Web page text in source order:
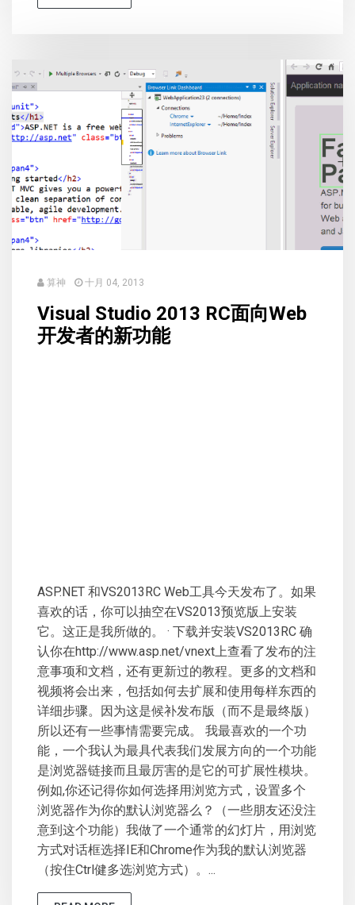
算神 十月 04, 2013
Visual Studio 2013 RC面向Web
开发者的新功能
ASP.NET 和VS2013RC Web工具今天发布了。如果
喜欢的话，你可以抽空在VS2013预览版上安装
它。这正是我所做的。 · 下载并安装VS2013RC 确
认你在http://www.asp.net/vnext上查看了发布的注
意事项和文档，还有更新过的教程。更多的文档和
视频将会出来，包括如何去扩展和使用每样东西的
详细步骤。因为这是候补发布版（而不是最终版）
所以还有一些事情需要完成。 我最喜欢的一个功
能，一个我认为最具代表我们发展方向的一个功能
是浏览器链接而且最厉害的是它的可扩展性模块。
例如,你还记得你如何选择用浏览方式，设置多个
浏览器作为你的默认浏览器么？（一些朋友还没注
意到这个功能）我做了一个通常的幻灯片，用浏览
方式对话框选择IE和Chrome作为我的默认浏览器
（按住Ctrl健多选浏览方式）。...